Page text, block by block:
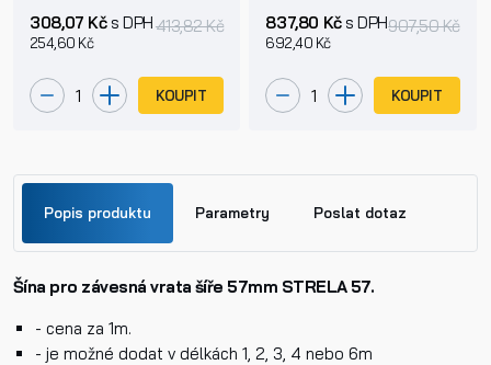
308,07 Kčs DPH
254,60 Kč
413,82 Kč
KOUPIT
837,80 Kčs DPH
692,40 Kč
907,50 Kč
KOUPIT
Popis produktu Parametry Poslat dotaz
Šína pro závesná vrata šíře 57mm STRELA 57.
- cena za 1m.
- je možné dodat v délkách 1, 2, 3, 4 nebo 6m
Jméno